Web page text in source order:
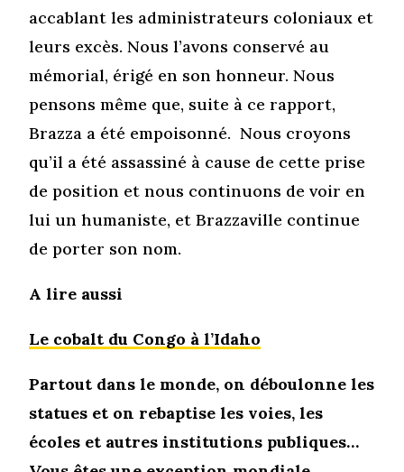
accablant les administrateurs coloniaux et
leurs excès. Nous l’avons conservé au
mémorial, érigé en son honneur. Nous
pensons même que, suite à ce rapport,
Brazza a été empoisonné. Nous croyons
qu’il a été assassiné à cause de cette prise
de position et nous continuons de voir en
lui un humaniste, et Brazzaville continue
de porter son nom.
A lire aussi
Le cobalt du Congo à l’Idaho
Partout dans le monde, on déboulonne les
statues et on rebaptise les voies, les
écoles et autres institutions publiques…